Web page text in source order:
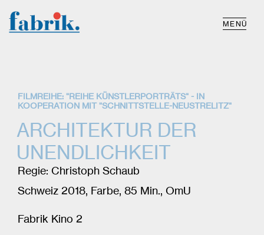
MENÜ
FILMREIHE: "REIHE KÜNSTLERPORTRÄTS" - IN
KOOPERATION MIT "SCHNITTSTELLE-NEUSTRELITZ"
ARCHITEKTUR DER
UNENDLICHKEIT
Regie: Christoph Schaub
Schweiz 2018, Farbe, 85 Min., OmU
Fabrik Kino 2